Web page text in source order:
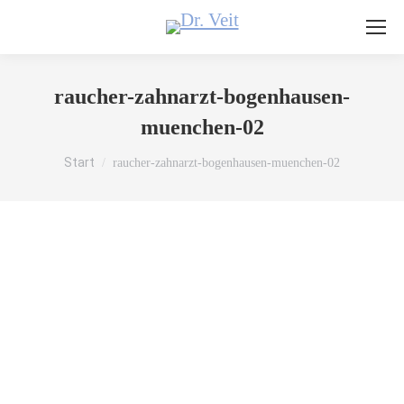
raucher-zahnarzt-bogenhausen-
muenchen-02
Sie befinden sich hier:
Start raucher-zahnarzt-bogenhausen-muenchen-02